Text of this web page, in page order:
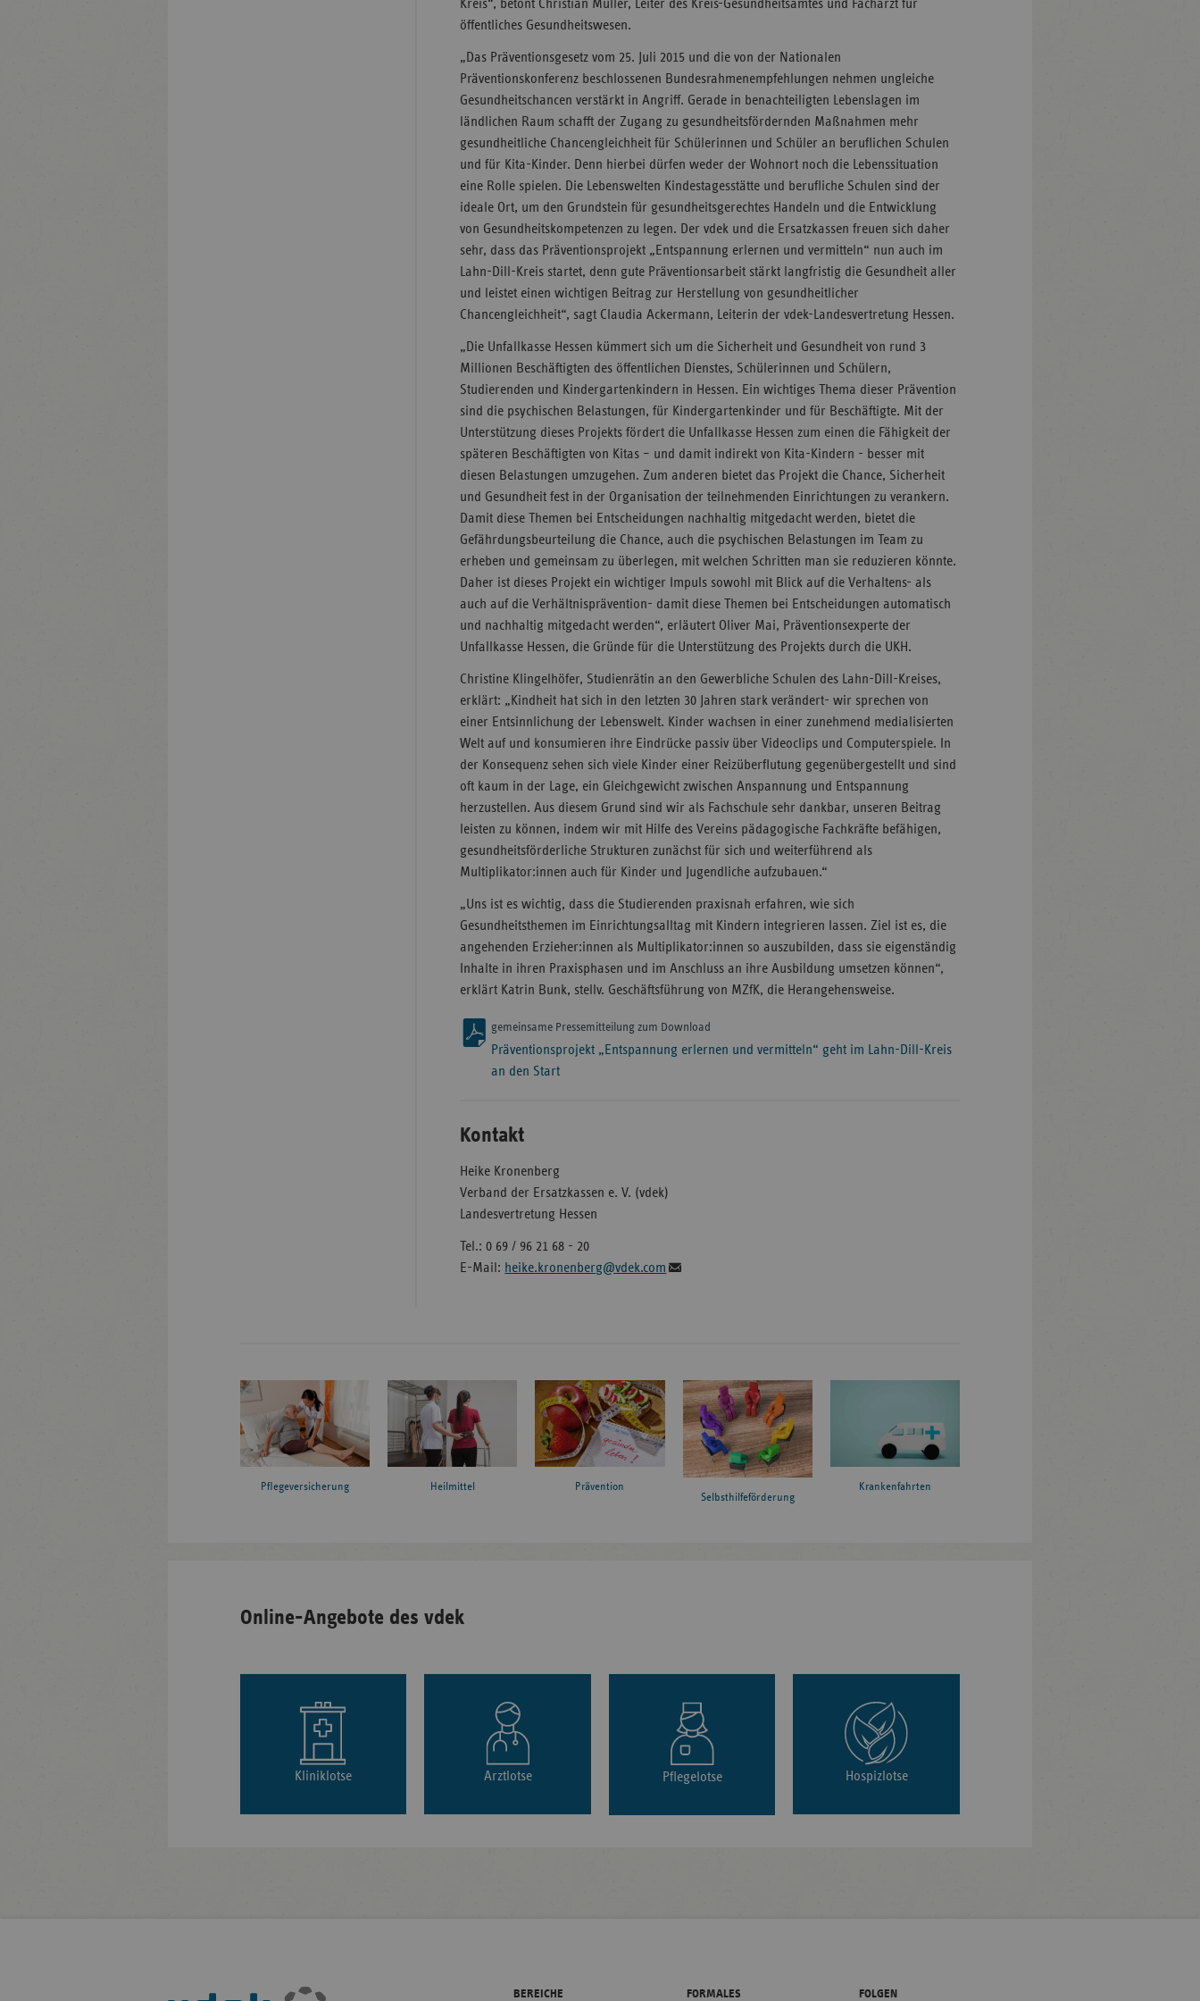
Kreis“, betont Christian Müller, Leiter des Kreis-Gesundheitsamtes und Facharzt für
öffentliches Gesundheitswesen.
„Das Präventionsgesetz vom 25. Juli 2015 und die von der Nationalen
Präventionskonferenz beschlossenen Bundesrahmenempfehlungen nehmen ungleiche
Gesundheits­chancen verstärkt in Angriff. Gerade in benachteiligten Lebenslagen im
ländlichen Raum schafft der Zugang zu gesundheits­fördernden Maßnahmen mehr
gesundheitliche Chancengleichheit für Schülerinnen und Schüler an beruflichen Schulen
und für Kita-Kinder. Denn hierbei dürfen weder der Wohnort noch die Lebenssituation
eine Rolle spielen. Die Lebenswelten Kindestagesstätte und berufliche Schulen sind der
ideale Ort, um den Grundstein für gesundheitsgerechtes Handeln und die Entwicklung
von Gesundheits­kompetenzen zu legen. Der vdek und die Ersatzkassen freuen sich daher
sehr, dass das Präventions­projekt „Entspannung erlernen und vermitteln“ nun auch im
Lahn-Dill-Kreis startet, denn gute Präventionsarbeit stärkt langfristig die Gesundheit aller
und leistet einen wichtigen Beitrag zur Herstellung von gesundheitlicher
Chancengleichheit“, sagt Claudia Ackermann, Leiterin der vdek-Landesvertretung Hessen.
„Die Unfallkasse Hessen kümmert sich um die Sicherheit und Gesundheit von rund 3
Millionen Beschäftigten des öffentlichen Dienstes, Schülerinnen und Schülern,
Studierenden und Kindergartenkindern in Hessen. Ein wichtiges Thema dieser Prävention
sind die psychischen Belastungen, für Kindergartenkinder und für Beschäftigte. Mit der
Unterstützung dieses Projekts fördert die Unfallkasse Hessen zum einen die Fähigkeit der
späteren Beschäftigten von Kitas – und damit indirekt von Kita-Kindern - besser mit
diesen Belastungen umzugehen. Zum anderen bietet das Projekt die Chance, Sicherheit
und Gesundheit fest in der Organisation der teilnehmenden Einrichtungen zu verankern.
Damit diese Themen bei Entscheidungen nachhaltig mitgedacht werden, bietet die
Gefährdungsbeurteilung die Chance, auch die psychischen Belastungen im Team zu
erheben und gemeinsam zu überlegen, mit welchen Schritten man sie reduzieren könnte.
Daher ist dieses Projekt ein wichtiger Impuls sowohl mit Blick auf die Verhaltens- als
auch auf die Verhältnisprävention- damit diese Themen bei Entscheidungen automatisch
und nachhaltig mitgedacht werden“, erläutert Oliver Mai, Präventionsexperte der
Unfallkasse Hessen, die Gründe für die Unterstützung des Projekts durch die UKH.
Christine Klingelhöfer, Studienrätin an den Gewerbliche Schulen des Lahn-Dill-Kreises,
erklärt: „Kindheit hat sich in den letzten 30 Jahren stark verändert- wir sprechen von
einer Entsinnlichung der Lebenswelt. Kinder wachsen in einer zunehmend medialisierten
Welt auf und konsumieren ihre Eindrücke passiv über Videoclips und Computerspiele. In
der Konsequenz sehen sich viele Kinder einer Reizüberflutung gegenübergestellt und sind
oft kaum in der Lage, ein Gleichgewicht zwischen Anspannung und Entspannung
herzustellen. Aus diesem Grund sind wir als Fachschule sehr dankbar, unseren Beitrag
leisten zu können, indem wir mit Hilfe des Vereins pädagogische Fachkräfte befähigen,
gesundheitsförderliche Strukturen zunächst für sich und weiterführend als
Multiplikator:innen auch für Kinder und Jugendliche aufzubauen.“
„Uns ist es wichtig, dass die Studierenden praxisnah erfahren, wie sich
Gesundheitsthemen im Einrichtungsalltag mit Kindern integrieren lassen. Ziel ist es, die
angehenden Erzieher:innen als Multiplikator:innen so auszubilden, dass sie eigenständig
Inhalte in ihren Praxisphasen und im Anschluss an ihre Ausbildung umsetzen können“,
erklärt Katrin Bunk, stellv. Geschäftsführung von MZfK, die Herangehensweise.
gemeinsame Pressemitteilung zum Download
Präventionsprojekt „Entspannung erlernen und vermitteln“ geht im Lahn-Dill-Kreis
an den Start
Kontakt
Heike Kronenberg
Verband der Ersatzkassen e. V. (vdek)
Landesvertretung Hessen
Tel.: 0 69 / 96 21 68 - 20
E-Mail: heike.kronenberg@vdek.com
Pflegeversicherung Heilmittel
Prävention
Selbsthilfeförderung
Krankenfahrten
Online-Angebote des vdek
Kliniklotse Arztlotse Pflegelotse Hospizlotse
Fußleisten- BEREICHE FORMALES FOLGEN